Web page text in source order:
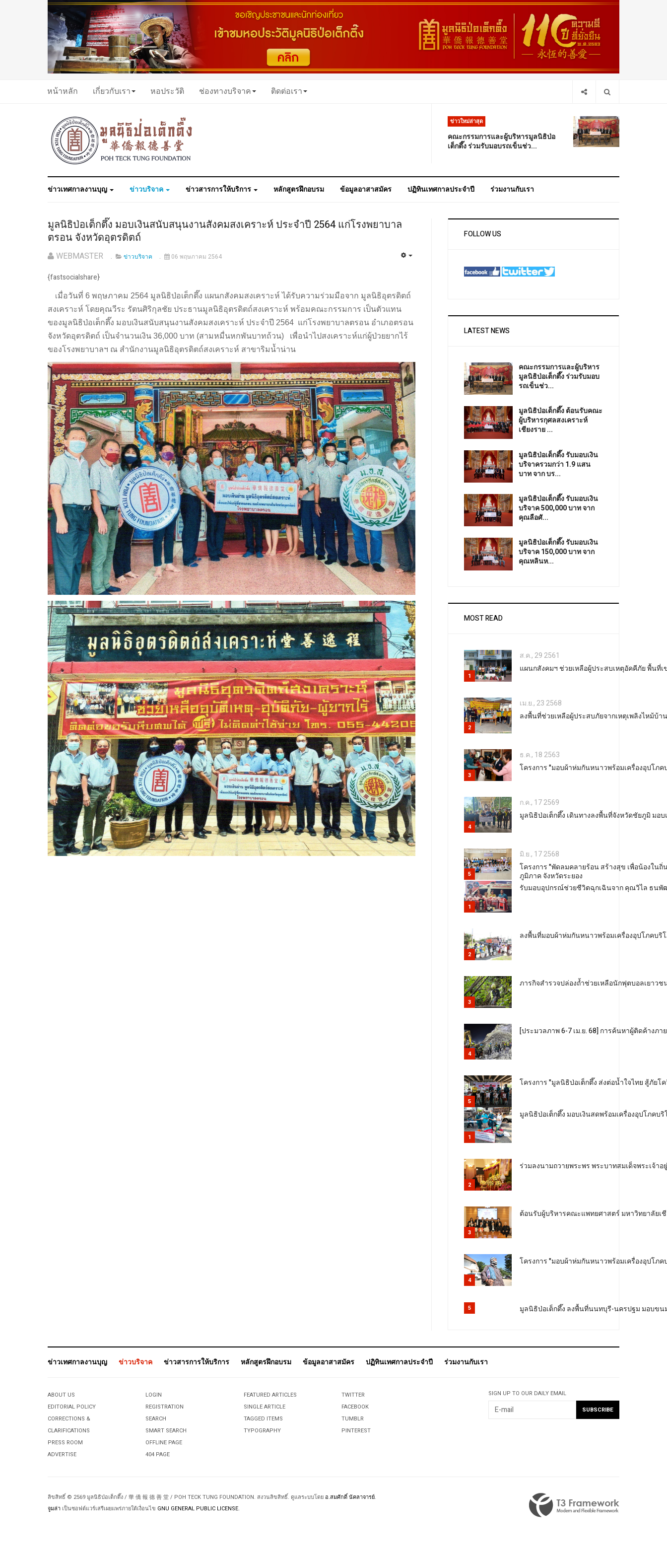
หน้าหลัก เกี่ยวกับเรา หอประวัติ ช่องทางบริจาค ติดต่อเรา
ข่าวใหม่ล่าสุด
คณะกรรมการและผู้บริหารมูลนิธิป่อ
เต็กตึ๊ง ร่วมรับมอบรถเข็นช่ว...
ข่าวเทศกาลงานบุญ ข่าวบริจาค ข่าวสารการให้บริการ หลักสูตรฝึกอบรม ข้อมูลอาสาสมัคร ปฏิทินเทศกาลประจำปี ร่วมงานกับเรา
มูลนิธิป่อเต็กตึ๊ง มอบเงินสนับสนุนงานสังคมสงเคราะห์ ประจำปี 2564 แก่โรงพยาบาล
ตรอน จังหวัดอุตรดิตถ์
WEBMASTER ข่าวบริจาค 06 พฤษภาคม 2564
{fastsocialshare}
เมื่อวันที่ 6 พฤษภาคม 2564 มูลนิธิป่อเต็กตึ๊ง แผนกสังคมสงเคราะห์ ได้รับความร่วมมือจาก มูลนิธิอุตรดิตถ์
สงเคราะห์ โดยคุณวีระ รัตนศิริกุลชัย ประธานมูลนิธิอุตรดิตถ์สงเคราะห์ พร้อมคณะกรรมการ เป็นตัวแทน
ของมูลนิธิป่อเต็กตึ๊ง มอบเงินสนับสนุนงานสังคมสงเคราะห์ ประจำปี 2564 แก่โรงพยาบาลตรอน อำเภอตรอน
จังหวัดอุตรดิตถ์ เป็นจำนวนเงิน 36,000 บาท (สามหมื่นหกพันบาทถ้วน) เพื่อนำไปสงเคราะห์แก่ผู้ป่วยยากไร้
ของโรงพยาบาลฯ ณ สำนักงานมูลนิธิอุตรดิตถ์สงเคราะห์ สาขาริมน้ำน่าน
FOLLOW US
LATEST NEWS
คณะกรรมการและผู้บริหาร
มูลนิธิป่อเต็กตึ๊ง ร่วมรับมอบ
รถเข็นช่ว...
มูลนิธิป่อเต็กตึ๊ง ต้อนรับคณะ
ผู้บริหารกุศลสงเคราะห์
เชียงราย ...
มูลนิธิป่อเต็กตึ๊ง รับมอบเงิน
บริจาครวมกว่า 1.9 แสน
บาท จาก บร...
มูลนิธิป่อเต็กตึ๊ง รับมอบเงิน
บริจาค 500,000 บาท จาก
คุณลือศั...
มูลนิธิป่อเต็กตึ๊ง รับมอบเงิน
บริจาค 150,000 บาท จาก
คุณหลินห...
MOST READ
1
ส.ค., 29 2561
แผนกสังคมฯ ช่วยเหลือผู้ประสบเหตุอัคคีภัย พื้นที่
2
เม.ย., 23 2568
ลงพื้นที่ช่วยเหลือผู้ประสบภัยจากเหตุเพลิงไหม้บ้
3
ธ.ค., 18 2563
โครงการ "มอบผ้าห่มกันหนาวพร้อมเครื่องอุปโภ
4
ก.ค., 17 2569
มูลนิธิป่อเต็กตึ๊ง เดินทางลงพื้นที่จังหวัดชัยภูมิ มอ
5
มิ.ย., 17 2568
โครงการ "พัดลมคลายร้อน สร้างสุข เพื่อน้องใ
ภูมิภาค จังหวัดระยอง
1
รับมอบอุปกรณ์ช่วยชีวิตฉุกเฉินจาก คุณวิไล ธ
2
ลงพื้นที่มอบผ้าห่มกันหนาวพร้อมเครื่องอุปโภคบ
3
ภารกิจสำรวจปล่องถ้ำช่วยเหลือนักฟุตบอลเยาว
4
[ประมวลภาพ 6-7 เม.ย. 68] การค้นหาผู้ติดค้างภ
5
โครงการ "มูลนิธิป่อเต็กตึ๊ง ส่งต่อน้ำใจไทย สู้ภัย
1
มูลนิธิป่อเต็กตึ๊ง มอบเงินสดพร้อมเครื่องอุปโภคบ
2
ร่วมลงนามถวายพระพร พระบาทสมเด็จพระเจ้
3
ต้อนรับผู้บริหารคณะแพทยศาสตร์ มหาวิทยาลัยเ
4
โครงการ "มอบผ้าห่มกันหนาวพร้อมเครื่องอุปโภ
5 มูลนิธิป่อเต็กตึ๊ง ลงพื้นที่นนทบุรี-นครปฐม มอบขน
ข่าวเทศกาลงานบุญ ข่าวบริจาค ข่าวสารการให้บริการ หลักสูตรฝึกอบรม ข้อมูลอาสาสมัคร ปฏิทินเทศกาลประจำปี ร่วมงานกับเรา
ABOUT US
EDITORIAL POLICY
CORRECTIONS &
CLARIFICATIONS
PRESS ROOM
ADVERTISE
LOGIN
REGISTRATION
SEARCH
SMART SEARCH
OFFLINE PAGE
404 PAGE
FEATURED ARTICLES
SINGLE ARTICLE
TAGGED ITEMS
TYPOGRAPHY
TWITTER
FACEBOOK
TUMBLR
PINTEREST
SIGN UP TO OUR DAILY EMAIL
ลิขสิทธิ์ © 2569 มูลนิธิป่อเต็กตึ๊ง / 華 僑 報 德 善 堂 / POH TECK TUNG FOUNDATION. สงวนลิขสิทธิ์. ดูแลระบบโดย อ.สมศักดิ์ นัคลาจารย์.
จูมล่า เป็นซอฟต์แวร์เสรีเผยแพร่ภายใต้เงื่อนไข GNU GENERAL PUBLIC LICENSE.